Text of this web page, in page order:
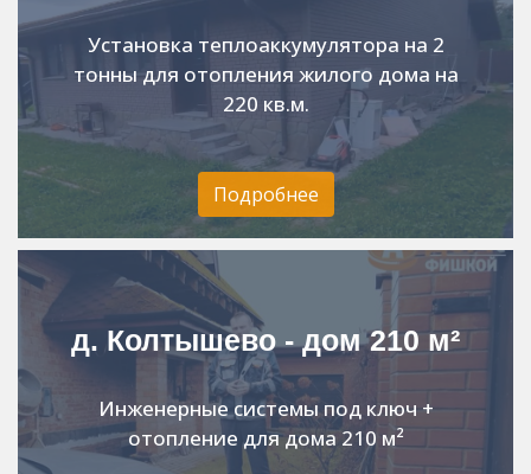
Установка теплоаккумулятора на 2
тонны для отопления жилого дома на
220 кв.м.
Подробнее
д. Колтышево - дом 210 м²
Инженерные системы под ключ +
отопление для дома 210 м²